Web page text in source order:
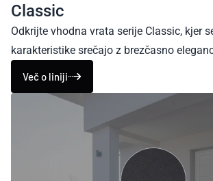
Classic
Odkrijte vhodna vrata serije Classic, kjer
karakteristike srečajo z brezčasno
Več o liniji